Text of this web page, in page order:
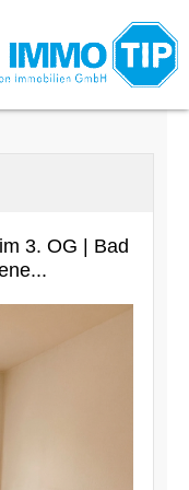
3. OG | Bad